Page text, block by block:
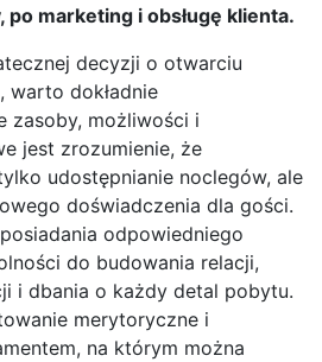
marketing i obsługę klienta.
decyzji o otwarciu
warto dokładnie
zasoby, możliwości i
jest zrozumienie, że
udostępnianie noclegów, ale
doświadczenia dla gości.
odpowiedniego
do budowania relacji,
i dbania o każdy detal pobytu.
merytoryczne i
na którym można